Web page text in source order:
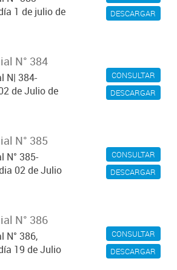
DESCARGAR
1 de julio de
CONSULTAR
DESCARGAR
N° 384
N| 384-
de Julio de
CONSULTAR
DESCARGAR
N° 385
N° 385-
02 de Julio
CONSULTAR
DESCARGAR
N° 386
N° 386,
19 de Julio